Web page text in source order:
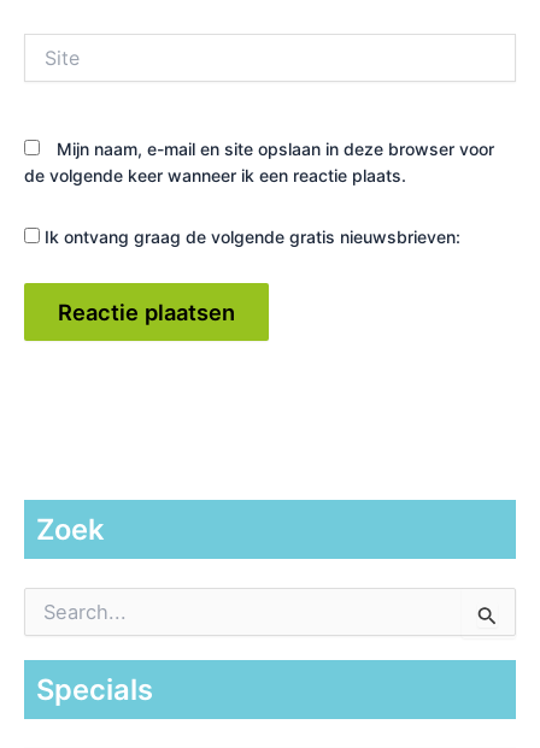
Mijn naam, e-mail en site opslaan in deze browser voor
de volgende keer wanneer ik een reactie plaats.
Ik ontvang graag de volgende gratis nieuwsbrieven:
Zoek
a
Specials